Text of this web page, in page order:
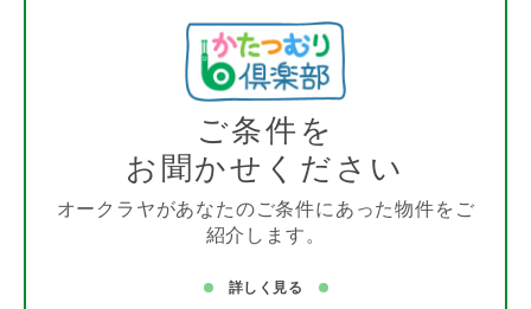
ご条件を
お聞かせください
オークラヤがあなたのご条件にあった物件をご
紹介します。
詳しく見る